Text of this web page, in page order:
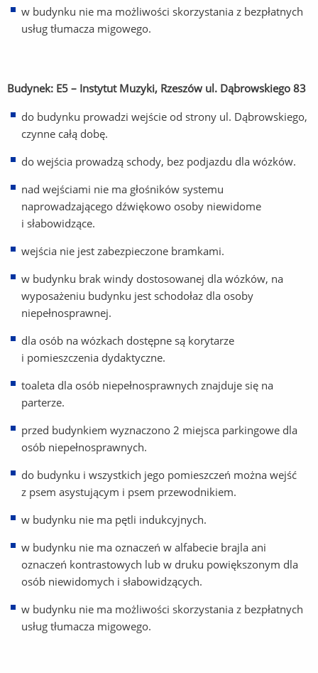
w budynku nie ma możliwości skorzystania z bezpłatnych
usług tłumacza migowego.
Budynek: E5 – Instytut Muzyki, Rzeszów ul. Dąbrowskiego 83
do budynku prowadzi wejście od strony ul. Dąbrowskiego,
czynne całą dobę.
do wejścia prowadzą schody, bez podjazdu dla wózków.
nad wejściami nie ma głośników systemu
naprowadzającego dźwiękowo osoby niewidome
i słabowidzące.
wejścia nie jest zabezpieczone bramkami.
w budynku brak windy dostosowanej dla wózków, na
wyposażeniu budynku jest schodołaz dla osoby
niepełnosprawnej.
dla osób na wózkach dostępne są korytarze
i pomieszczenia dydaktyczne.
toaleta dla osób niepełnosprawnych znajduje się na
parterze.
przed budynkiem wyznaczono 2 miejsca parkingowe dla
osób niepełnosprawnych.
do budynku i wszystkich jego pomieszczeń można wejść
z psem asystującym i psem przewodnikiem.
w budynku nie ma pętli indukcyjnych.
w budynku nie ma oznaczeń w alfabecie brajla ani
oznaczeń kontrastowych lub w druku powiększonym dla
osób niewidomych i słabowidzących.
w budynku nie ma możliwości skorzystania z bezpłatnych
usług tłumacza migowego.